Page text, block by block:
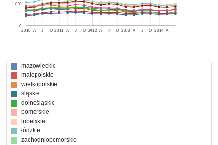
2010 2011 2012 2013 2014
A J O A J O A J O A J O A
0
1,000
mazowieckie
małopolskie
wielkopolskie
śląskie
dolnośląskie
pomorskie
lubelskie
łódzkie
zachodniopomorskie